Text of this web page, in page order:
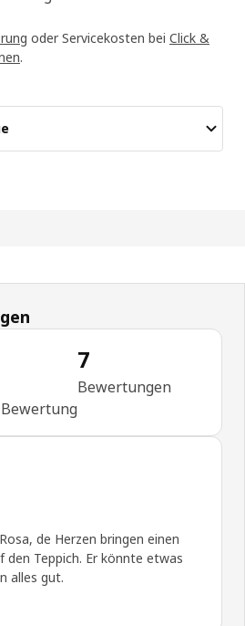
oder Servicekosten bei Click &
.
4.9 von 5 Sterne Anzahl der
7
Bewertungen
4 von 5 Sterne
de Herzen bringen einen
Teppich. Er könnte etwas
alles gut.